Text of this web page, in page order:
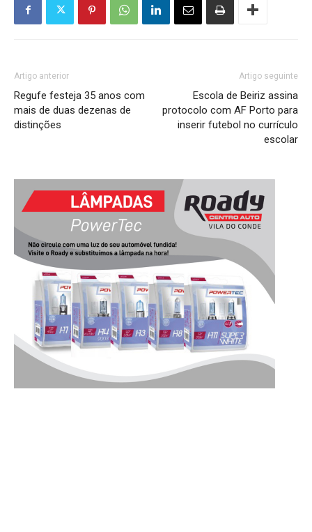
Artigo anterior
Regufe festeja 35 anos com
mais de duas dezenas de
distinções
Artigo seguinte
Escola de Beiriz assina
protocolo com AF Porto para
inserir futebol no currículo
escolar